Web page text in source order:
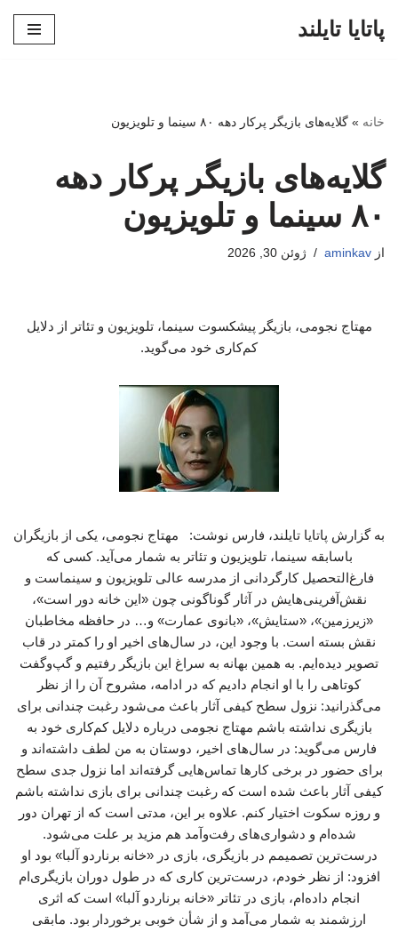
پاتایا تایلند
خانه » گلایه‌های بازیگر پرکار دهه ۸۰ سینما و تلویزیون
گلایه‌های بازیگر پرکار دهه
۸۰ سینما و تلویزیون
از aminkav ژوئن 30, 2026
مهتاج نجومی، بازیگر پیشکسوت سینما، تلویزیون و تئاتر از دلایل
کم‌کاری خود می‌گوید.
به گزارش پاتایا تایلند، فارس نوشت: مهتاج نجومی، یکی از بازیگران
باسابقه سینما، تلویزیون و تئاتر به شمار می‌آید. کسی که
فارغ‌التحصیل کارگردانی از مدرسه‌ عالی تلویزیون و سینماست و
نقش‌آفرینی‌هایش در آثار گوناگونی چون «این خانه دور است»،
«زیرزمین»، «ستایش»، «بانوی عمارت» و… در حافظه مخاطبان
نقش بسته است. با وجود این، در سال‌های اخیر او را کمتر در قاب
تصویر دیده‌ایم. به همین بهانه به سراغ این بازیگر رفتیم و گپ‌وگفت
کوتاهی را با او انجام دادیم که در ادامه، مشروح آن را از نظر
می‌گذرانید: نزول سطح کیفی آثار باعث می‌شود رغبت چندانی برای
بازیگری نداشته باشم مهتاج نجومی درباره دلایل کم‌کاری خود به
فارس می‌گوید: در سال‌های اخیر، دوستان به من لطف داشته‌اند و
برای حضور در برخی کارها تماس‌هایی گرفته‌اند اما نزول جدی سطح
کیفی آثار باعث شده است که رغبت چندانی برای بازی نداشته باشم
و روزه سکوت اختیار کنم. علاوه بر این، مدتی است که از تهران دور
شده‌ام و دشواری‌های رفت‌وآمد هم مزید بر علت می‌شود.
درست‌ترین تصمیمم در بازیگری، بازی در «خانه برناردو آلبا» بود او
افزود: از نظر خودم، درست‌ترین کاری که در طول دوران بازیگری‌ام
انجام داده‌ام، بازی در تئاتر «خانه برناردو آلبا» است که اثری
ارزشمند به شمار می‌آمد و از شأن خوبی برخوردار بود. مابقی